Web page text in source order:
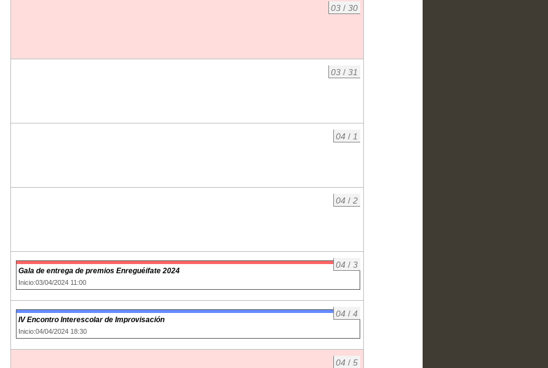
03 / 30
03 / 31
04 / 1
04 / 2
04 / 3
Gala de entrega de premios Enreguéifate 2024
Inicio:03/04/2024 11:00
04 / 4
IV Encontro Interescolar de Improvisación
Inicio:04/04/2024 18:30
04 / 5